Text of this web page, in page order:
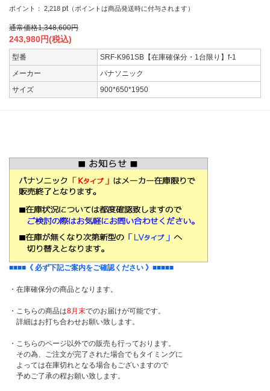
ポイント： 2,218 pt （ポイントは商品発送時に付与されます）
通常価格1,348,600円
243,980円(税込)
型番
SRF-K961SB【在庫確保分・1台限り】f-1
メーカー
パナソニック
サイズ
900*650*1950
■■■■ 《 必ず下記ご案内をご確認ください 》 ■■■■■
・在庫確保分の商品となります。
・こちらの商品は8月末でのお届けが可能です。
詳細はお打ち合わせお願い致します。
・こちらのページ以外での販売も行っております。
その為、ご注文が完了された場合でもタイミングに
よっては在庫切れとなる場合もございますので
予めご了承の程お願い致します。